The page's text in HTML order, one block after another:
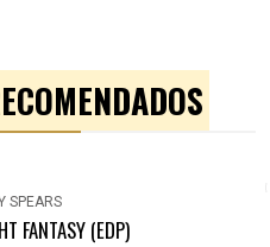
SPEARS
FANTASY (EDP)